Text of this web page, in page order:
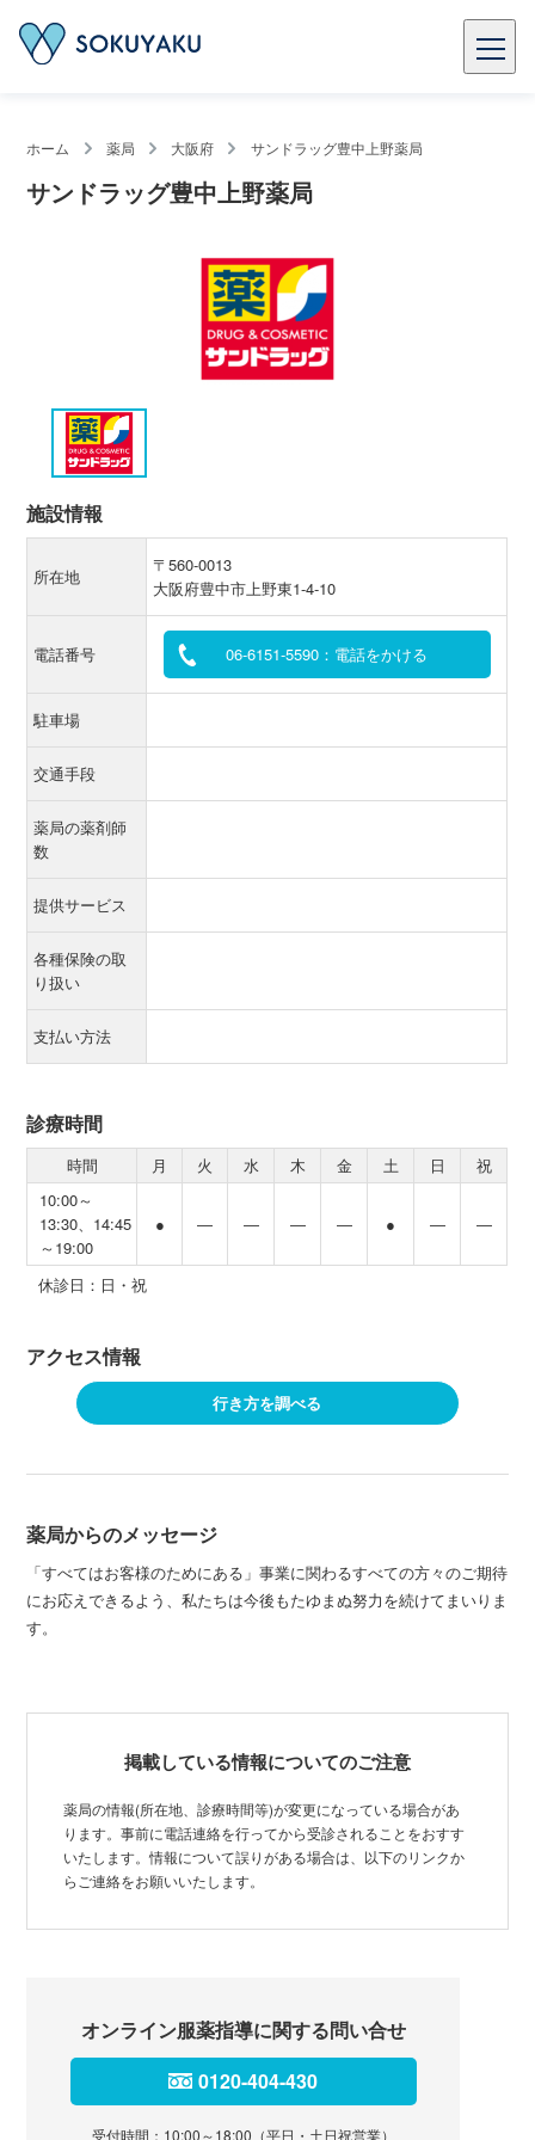
ホーム 薬局 大阪府 サンドラッグ豊中上野薬局
サンドラッグ豊中上野薬局
施設情報
所在地
〒560-0013
大阪府豊中市上野東1-4-10
電話番号 06-6151-5590：電話をかける
駐車場
交通手段
薬局の薬剤師
数
提供サービス
各種保険の取
り扱い
支払い方法
診療時間
時間 月 火 水 木 金 土 日
祝
10:00～
13:30、14:45
～19:00
● ― ― ― ― ● ― ―
休診日：日・祝
アクセス情報
行き方を調べる
薬局からのメッセージ
「すべてはお客様のためにある」事業に関わるすべての方々のご期待
にお応えできるよう、私たちは今後もたゆまぬ努力を続けてまいりま
す。
掲載している情報についてのご注意
薬局の情報(所在地、診療時間等)が変更になっている場合があ
ります。事前に電話連絡を行ってから受診されることをおすす
いたします。情報について誤りがある場合は、以下のリンクか
らご連絡をお願いいたします。
オンライン服薬指導に関する問い合せ
0120-404-430
受付時間：10:00～18:00（平日・土日祝営業）